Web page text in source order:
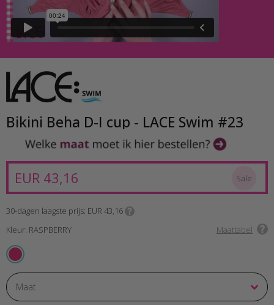
Bikini Beha D-I cup - LACE Swim #23
EUR 43,16 Sale
30-dagen laagste prijs EUR 43,16
Kleur: RASPBERRY
Maattabel